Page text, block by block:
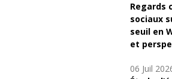
Regards
sociaux
seuil en
et
06 Juil